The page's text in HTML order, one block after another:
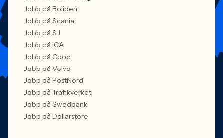
Jobb på Boliden
Jobb på Scania
Jobb på SJ
Jobb på ICA
Jobb på Coop
Jobb på Volvo
Jobb på PostNord
Jobb på Trafikverket
Jobb på Swedbank
Jobb på Dollarstore